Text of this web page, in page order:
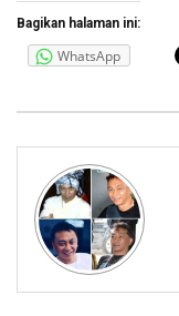
Bagikan halaman ini:
WhatsApp